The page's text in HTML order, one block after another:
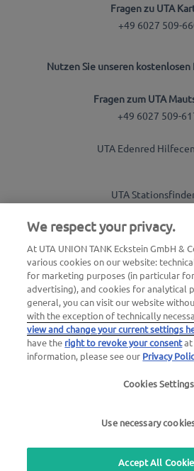
Fragen zu UTA
+49 6027 509-
Nutzen Sie unseren
Fragen zum UTA
+49 6027 509-
UTA Edenred
UTA
Blog
Login
Über UTA Edenred
UTA Academy
We respect your privacy.
At UTA UNION TANK Eckstein GmbH &
various cookies on our website:
for marketing purposes (in particular
advertising), and cookies for analytical
general, you can visit our website
with the exception of technically
view and change your current settings
have the right to revoke your consentat
information, please see our Privacy
Cookies Settings
Use necessary
Accept All